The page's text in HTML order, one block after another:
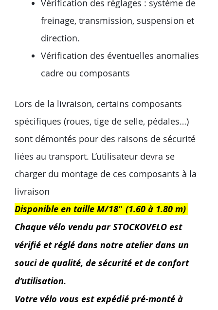
Vérification des réglages : système de
freinage, transmission, suspension et
direction.
Vérification des éventuelles anomalies
cadre ou composants
Lors de la livraison, certains composants
spécifiques (roues, tige de selle, pédales…)
sont démontés pour des raisons de sécurité
liées au transport. L’utilisateur devra se
charger du montage de ces composants à la
livraison
Disponible en taille M/18″ (1.60 à 1.80 m)
Chaque vélo vendu par STOCKOVELO est
vérifié et réglé dans notre atelier dans un
souci de qualité, de sécurité et de confort
d’utilisation.
Votre vélo vous est expédié pré-monté à